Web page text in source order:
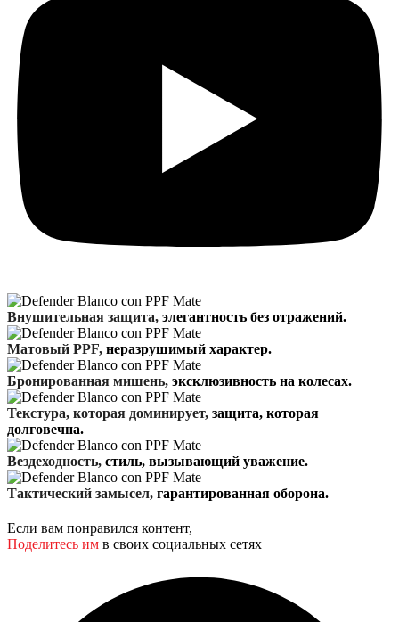
Внушительная защита, элегантность без отражений.
Матовый PPF, неразрушимый характер.
Бронированная мишень, эксклюзивность на колесах.
Текстура, которая доминирует, защита, которая
долговечна.
Вездеходность, стиль, вызывающий уважение.
Тактический замысел, гарантированная оборона.
Если вам понравился контент,
Поделитесь им в своих социальных сетях